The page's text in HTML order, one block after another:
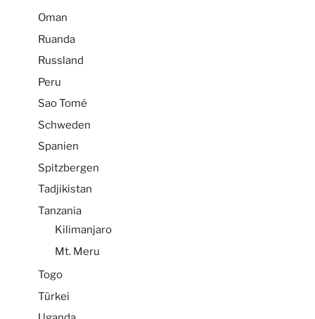
Oman
Ruanda
Russland
Peru
Sao Tomé
Schweden
Spanien
Spitzbergen
Tadjikistan
Tanzania
Kilimanjaro
Mt. Meru
Togo
Türkei